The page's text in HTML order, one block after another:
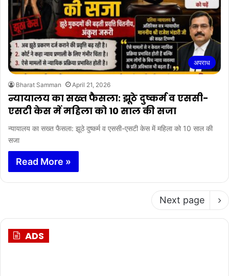
अपराध
Bharat Samman April 21, 2026
न्यायालय का सख्त फैसला: झूठे दुष्कर्म व एससी-
एसटी केस में महिला को 10 साल की सजा
न्यायालय का सख्त फैसला: झूठे दुष्कर्म व एससी-एसटी केस में महिला को 10 साल की
सजा
Read More »
Next page
ADS